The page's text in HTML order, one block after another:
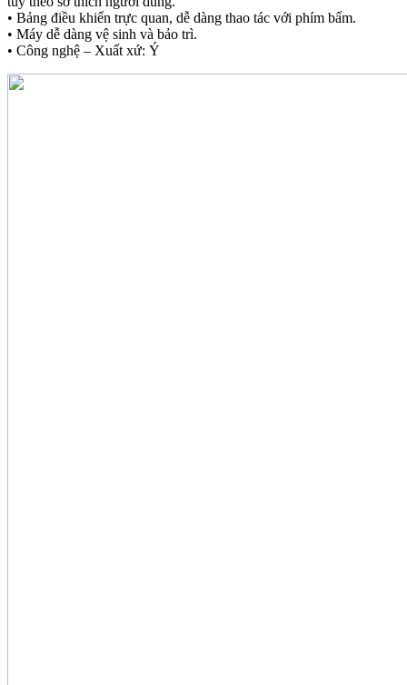
• Bảng điều khiển trực quan, dễ dàng thao tác với phím bấm.
• Máy dễ dàng vệ sinh và bảo trì.
• Công nghệ – Xuất xứ: Ý